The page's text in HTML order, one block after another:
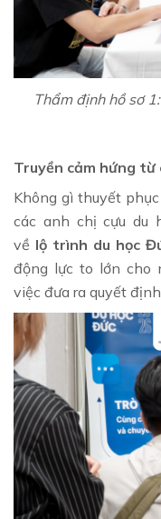
Thẩm định hồ sơ
Truyền cảm hứng
Không gì thuyết
các anh chị cựu du
về lộ trình du học
động lực to lớn cho
việc đưa ra quyết định